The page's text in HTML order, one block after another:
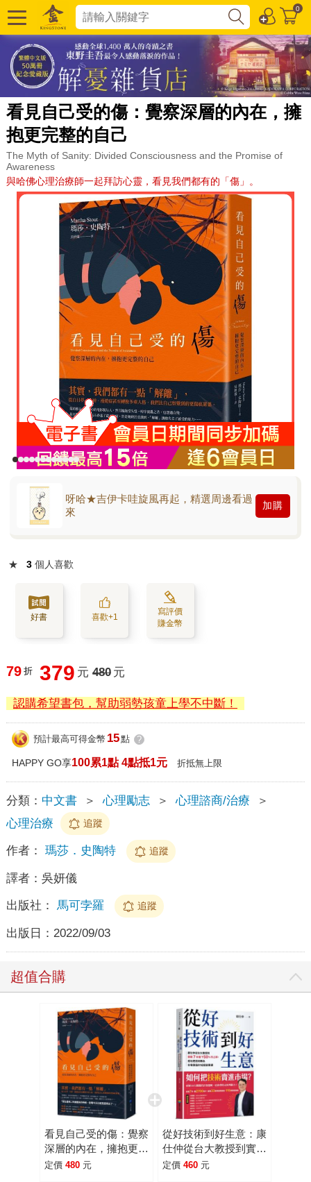
0
看見自己受的傷：覺察深層的內在，擁
抱更完整的自己
The Myth of Sanity: Divided Consciousness and the Promise of
Awareness
與哈佛心理治療師一起拜訪心靈，看見我們都有的「傷」。
呀哈★吉伊卡哇旋風再起，精選周邊看過
來
加購
★ 3 個人喜歡
好書 喜歡+1
寫評價
賺金幣
79 折 379 元 480 元
認購希望書包，幫助弱勢孩童上學不中斷！
預計最高可得金幣 15點 ?
HAPPY GO享100累1點 4點抵1元 折抵無上限
分類： 中文書 ＞ 心理勵志 ＞ 心理諮商/治療
＞
心理治療
追蹤
作者： 瑪莎．史陶特 追蹤
譯者： 吳妍儀
出版社： 馬可孛羅 追蹤
出版日： 2022/09/03
超值合購
看見自己受的傷：覺察
深層的內在，擁抱更完
整的自己
定價 480 元
從好技術到好生意：康
仕仲從台大教授到實戰
7年搶下50%市占率，
定價 460 元